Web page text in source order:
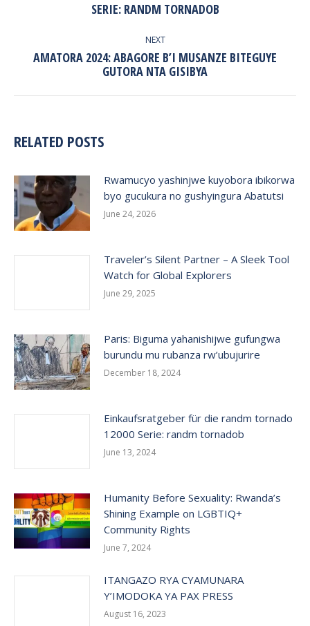
post:
SERIE: RANDM TORNADOB
NEXT
Next
post:
AMATORA 2024: ABAGORE B’I MUSANZE BITEGUYE
GUTORA NTA GISIBYA
RELATED POSTS
Rwamucyo yashinjwe kuyobora ibikorwa
byo gucukura no gushyingura Abatutsi
June 24, 2026
Traveler’s Silent Partner – A Sleek Tool
Watch for Global Explorers
June 29, 2025
Paris: Biguma yahanishijwe gufungwa
burundu mu rubanza rw’ubujurire
December 18, 2024
Einkaufsratgeber für die randm tornado
12000 Serie: randm tornadob
June 13, 2024
Humanity Before Sexuality: Rwanda’s
Shining Example on LGBTIQ+
Community Rights
June 7, 2024
ITANGAZO RYA CYAMUNARA
Y’IMODOKA YA PAX PRESS
August 16, 2023